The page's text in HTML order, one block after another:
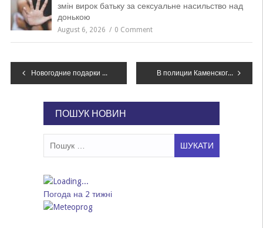
змін вирок батьку за сексуальне насильство над
донькою
August 6, 2026 0 Comment
Навігація
Новогодние подарки для домашних питомцев В полиции Каменского появился новый автомобиль
ПОШУК НОВИН
Погода на 2 тижні